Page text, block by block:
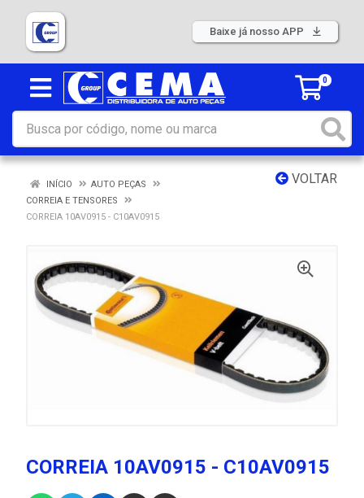
Baixe já nosso APP
0
VOLTAR
INÍCIO
AUTO PEÇAS
CORREIA E TENSORES
CORREIA 10AV0915 - C10AV0915
CORREIA 10AV0915 - C10AV0915